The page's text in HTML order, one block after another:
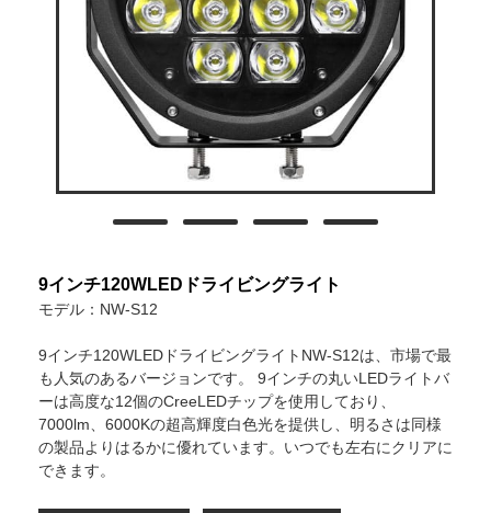
9インチ120WLEDドライビングライト
モデル：NW-S12
9インチ120WLEDドライビングライトNW-S12は、市場で最
も人気のあるバージョンです。 9インチの丸いLEDライトバ
ーは高度な12個のCreeLEDチップを使用しており、
7000lm、6000Kの超高輝度白色光を提供し、明るさは同様
の製品よりはるかに優れています。いつでも左右にクリアに
できます。